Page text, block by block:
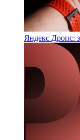
Яндекс Дропс: